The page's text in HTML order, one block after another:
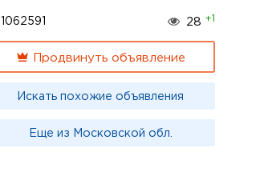
28 +1
Продвинуть объявление
Искать похожие объявления
Еще из Московской обл.